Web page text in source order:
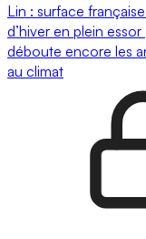
Lin : surface
d’hiver en plein essor
déboute encore les
au climat